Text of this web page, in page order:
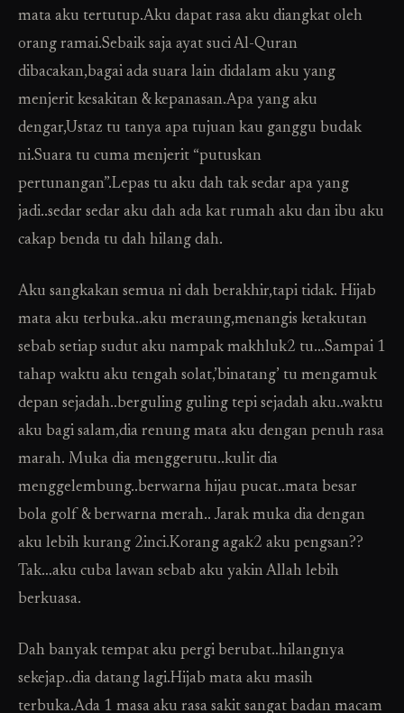
mata aku tertutup.Aku dapat rasa aku diangkat oleh
orang ramai.Sebaik saja ayat suci Al-Quran
dibacakan,bagai ada suara lain didalam aku yang
menjerit kesakitan & kepanasan.Apa yang aku
dengar,Ustaz tu tanya apa tujuan kau ganggu budak
ni.Suara tu cuma menjerit “putuskan
pertunangan”.Lepas tu aku dah tak sedar apa yang
jadi..sedar sedar aku dah ada kat rumah aku dan ibu aku
cakap benda tu dah hilang dah.
Aku sangkakan semua ni dah berakhir,tapi tidak. Hijab
mata aku terbuka..aku meraung,menangis ketakutan
sebab setiap sudut aku nampak makhluk2 tu…Sampai 1
tahap waktu aku tengah solat,’binatang’ tu mengamuk
depan sejadah..berguling guling tepi sejadah aku..waktu
aku bagi salam,dia renung mata aku dengan penuh rasa
marah. Muka dia menggerutu..kulit dia
menggelembung..berwarna hijau pucat..mata besar
bola golf & berwarna merah.. Jarak muka dia dengan
aku lebih kurang 2inci.Korang agak2 aku pengsan??
Tak…aku cuba lawan sebab aku yakin Allah lebih
berkuasa.
Dah banyak tempat aku pergi berubat..hilangnya
sekejap..dia datang lagi.Hijab mata aku masih
terbuka.Ada 1 masa aku rasa sakit sangat badan macam